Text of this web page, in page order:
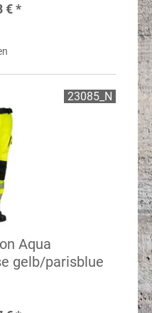
€ *
Aqua
gelb/parisblue
23085_N